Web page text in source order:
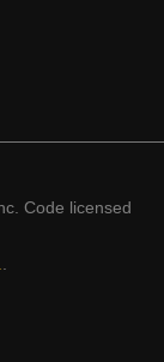
Code licensed